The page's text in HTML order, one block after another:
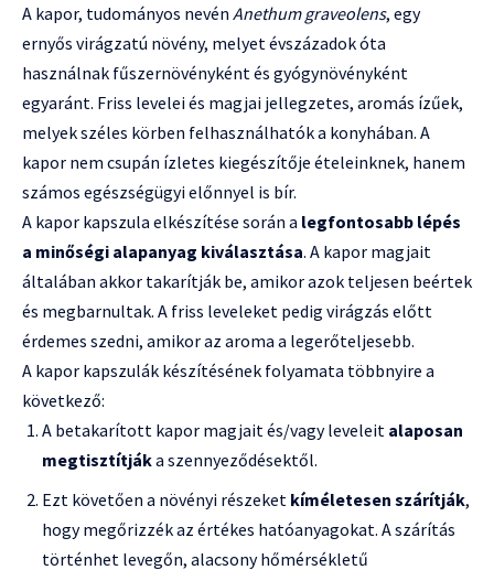
A kapor, tudományos nevén Anethum graveolens, egy
ernyős virágzatú növény, melyet évszázadok óta
használnak fűszernövényként és gyógynövényként
egyaránt. Friss levelei és magjai jellegzetes, aromás ízűek,
melyek széles körben felhasználhatók a konyhában. A
kapor nem csupán ízletes kiegészítője ételeinknek, hanem
számos egészségügyi előnnyel is bír.
A kapor kapszula elkészítése során a legfontosabb lépés
a minőségi alapanyag kiválasztása. A kapor magjait
általában akkor takarítják be, amikor azok teljesen beértek
és megbarnultak. A friss leveleket pedig virágzás előtt
érdemes szedni, amikor az aroma a legerőteljesebb.
A kapor kapszulák készítésének folyamata többnyire a
következő:
A betakarított kapor magjait és/vagy leveleit alaposan
megtisztítjáka szennyeződésektől.
Ezt követően a növényi részeket kíméletesen szárítják,
hogy megőrizzék az értékes hatóanyagokat. A szárítás
történhet levegőn, alacsony hőmérsékletű